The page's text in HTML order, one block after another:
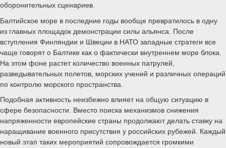
оборонительных сценариев.
Балтийское море в последние годы вообще превратилось в одну
из главных площадок демонстрации силы альянса. После
вступления Финляндии и Швеции в НАТО западные стратеги все
чаще говорят о Балтике как о фактически внутреннем море блока.
На этом фоне растет количество военных патрулей,
разведывательных полетов, морских учений и различных операций
по контролю морского пространства.
Подобная активность неизбежно влияет на общую ситуацию в
сфере безопасности. Вместо поиска механизмов снижения
напряженности европейские страны продолжают делать ставку на
наращивание военного присутствия у российских рубежей. Каждый
новый этап таких мероприятий сопровождается громкими